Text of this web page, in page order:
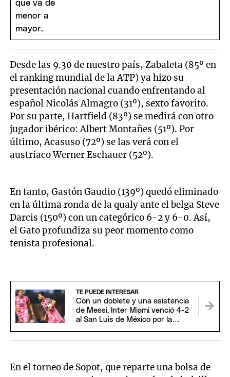
Desde las 9.30 de nuestro país, Zabaleta (85º en
el ranking mundial de la ATP) ya hizo su
presentación nacional cuando enfrentando al
español Nicolás Almagro (31º), sexto favorito.
Por su parte, Hartfield (83º) se medirá con otro
jugador ibérico: Albert Montañes (51º). Por
último, Acasuso (72º) se las verá con el
austríaco Werner Eschauer (52º).
En tanto, Gastón Gaudio (139º) quedó eliminado
en la última ronda de la qualy ante el belga Steve
Darcis (150º) con un categórico 6-2 y 6-0. Así,
el Gato profundiza su peor momento como
tenista profesional.
TE PUEDE INTERESAR
Con un doblete y una asistencia
de Messi, Inter Miami venció 4-2
al San Luis de México por la
En el torneo de Sopot, que reparte una bolsa de